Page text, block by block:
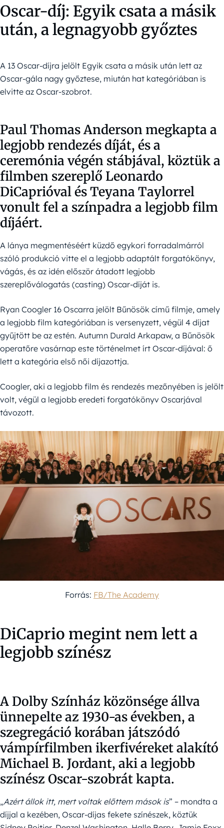
Oscar-díj: Egyik csata a másik
után, a legnagyobb győztes
A 13 Oscar-díjra jelölt Egyik csata a másik után lett az
Oscar-gála nagy győztese, miután hat kategóriában is
elvitte az Oscar-szobrot.
Paul Thomas Anderson megkapta a
legjobb rendezés díját, és a
ceremónia végén stábjával, köztük a
filmben szereplő Leonardo
DiCaprióval és Teyana Taylorrel
vonult fel a színpadra a legjobb film
díjáért.
A lánya megmentéséért küzdő egykori forradalmárról
szóló produkció vitte el a legjobb adaptált forgatókönyv,
vágás, és az idén először átadott legjobb
szereplőválogatás (casting) Oscar-díját is.
Ryan Coogler 16 Oscarra jelölt Bűnösök című filmje, amely
a legjobb film kategóriában is versenyzett, végül 4 díjat
gyűjtött be az estén. Autumn Durald Arkapaw, a Bűnösök
operatőre vasárnap este történelmet írt Oscar-díjával: ő
lett a kategória első női díjazottja.
Coogler, aki a legjobb film és rendezés mezőnyében is jelölt
volt, végül a legjobb eredeti forgatókönyv Oscarjával
távozott.
Forrás: FB/The Academy
DiCaprio megint nem lett a
legjobb színész
A Dolby Színház közönsége állva
ünnepelte az 1930-as években, a
szegregáció korában játszódó
vámpírfilmben ikerfivéreket alakító
Michael B. Jordant, aki a legjobb
színész Oscar-szobrát kapta.
„Azért állok itt, mert voltak előttem mások is” – mondta a
díjjal a kezében, Oscar-díjas fekete színészek, köztük